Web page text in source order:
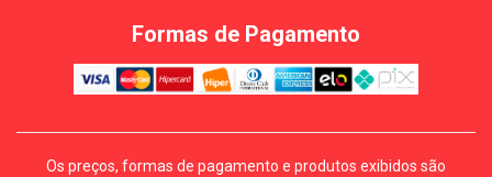
Formas de Pagamento
Os preços, formas de pagamento e produtos exibidos são